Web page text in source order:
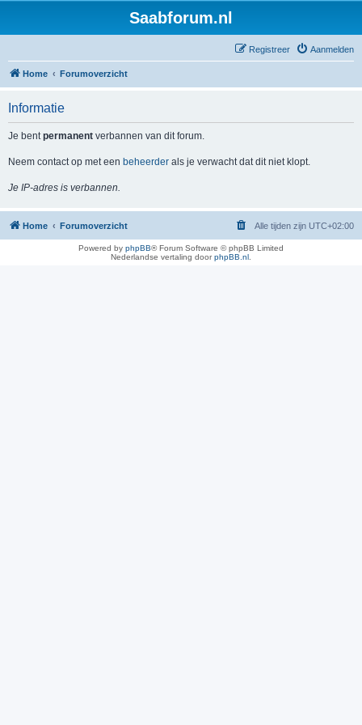
Saabforum.nl
Aanmelden
Registreer
Home Forumoverzicht
Informatie
Je bentpermanent verbannen van dit forum.
Neem contact op met een beheerder als je verwacht dat dit niet klopt.
Je IP-adres is verbannen.
Home Forumoverzicht Alle tijden zijn UTC+02:00
Powered by phpBB® Forum Software © phpBB Limited
Nederlandse vertaling doorphpBB.nl